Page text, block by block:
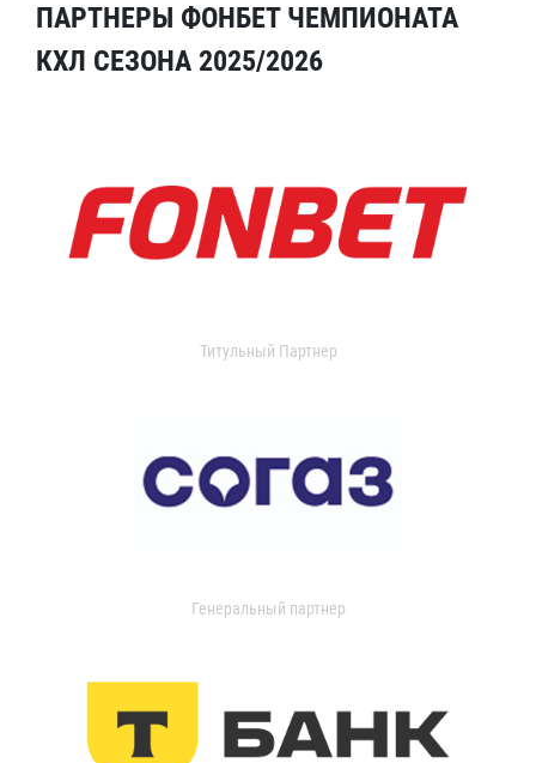
ПАРТНЕРЫ ФОНБЕТ ЧЕМПИОНАТА
КХЛ СЕЗОНА 2025/2026
Титульный Партнер
Генеральный партнер